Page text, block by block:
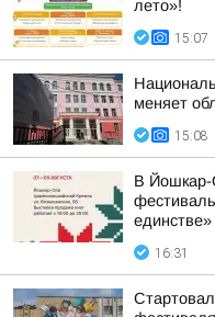
лето»!
15:07
меняет
15:08
В Йошкар-
единстве»
16:31